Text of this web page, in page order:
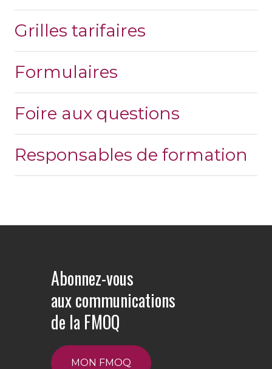
Grilles tarifaires
Formulaires
Foire aux questions
Responsables de formation
Abonnez-vous
aux communications
de la FMOQ
MON FMOQ